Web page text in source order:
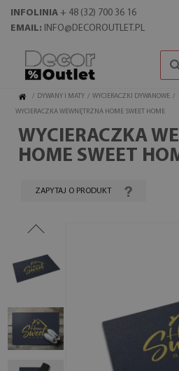
INFOLINIA + 48 (32) 700 36 16
EMAIL: INFO@DECOROUTLET.PL
/ DYWANY I MATY / WYCIERACZKI DYWANOWE /
WYCIERACZKA WEWNĘTRZNA HOME SWEET HOME
WYCIERACZKA
HOME SWEET
ZAPYTAJ O PRODUKT